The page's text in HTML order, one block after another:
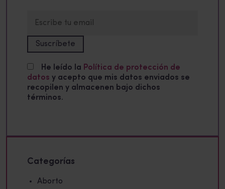
He leído la Política de protección de
datos y acepto que mis datos enviados se
recopilen y almacenen bajo dichos
términos.
Categorías
Aborto